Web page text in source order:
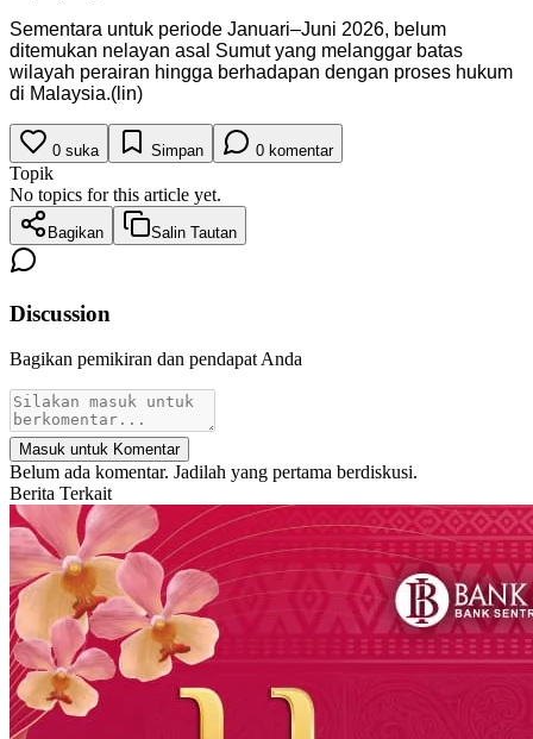
Sementara untuk periode Januari–Juni 2026, belum
ditemukan nelayan asal Sumut yang melanggar batas
wilayah perairan hingga berhadapan dengan proses hukum
di Malaysia.(lin)
0 suka Simpan 0 komentar
Topik
No topics for this article yet.
Bagikan Salin Tautan
Discussion
Bagikan pemikiran dan pendapat Anda
Masuk untuk Komentar
Belum ada komentar. Jadilah yang pertama berdiskusi.
Berita Terkait